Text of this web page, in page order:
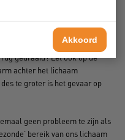
Akkoord
tot het uiterste
dan kunnen deze snel tot
geknikt of gedraaid? Kunnen
ver gereikt, gebukt of
gedraaid? Let ook op de
achter het lichaam
te groter is het gevaar op
geen probleem te zijn als
bereik van ons lichaam